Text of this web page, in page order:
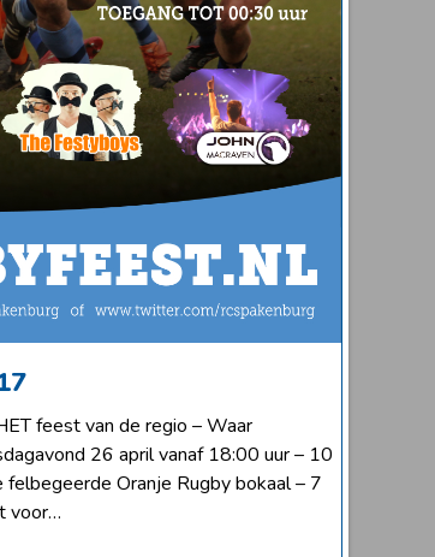
feest van de regio – Waar
26 april vanaf 18:00 uur – 10
Oranje Rugby bokaal – 7
voor…